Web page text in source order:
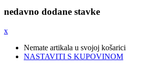
nedavno dodane stavke
x
Nemate artikala u svojoj košarici
NASTAVITI S KUPOVINOM